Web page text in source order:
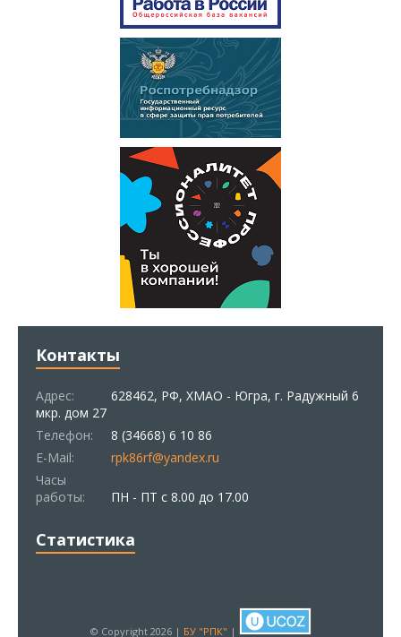
Контакты
Адрес:
628462, РФ, ХМАО - Югра, г. Радужный 6
мкр. дом 27
Телефон:
8 (34668) 6 10 86
E-Mail:
rpk86rf@yandex.ru
Часы
работы:
ПН - ПТ с 8.00 до 17.00
Статистика
© Copyright 2026 | БУ "РПК" |